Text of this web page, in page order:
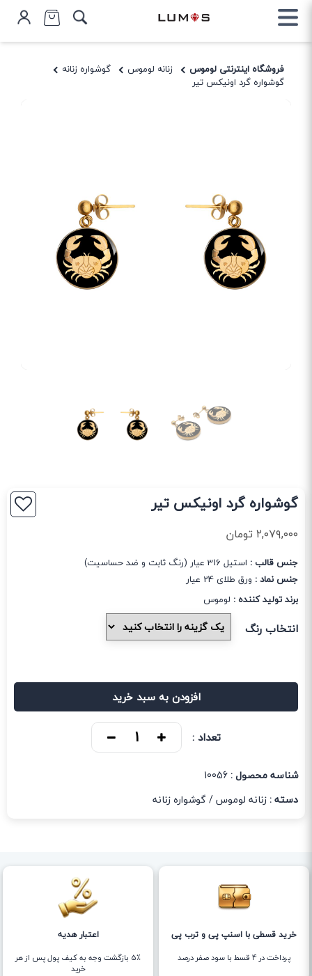
فروشگاه اینترنتی لوموس زنانه لوموس
گوشواره زنانه
گوشواره گرد اونیکس تیر
گوشواره گرد اونیکس تیر
۲,۰۷۹,۰۰۰تومان
جنس قالب : استیل 316 عیار (رنگ ثابت و ضد حساسیت)
جنس نماد : ورق طلای 24 عیار
برند تولید کننده : لوموس
انتخاب رنگ
افزودن به سبد خرید
تعداد :
شناسه محصول :10056
دسته :زنانه لوموس/گوشواره زنانه
خرید قسطی با اسنپ پی و ترب پی
پرداخت در 4 قسط با سود صفر درصد
اعتبار هدیه
5٪ بازگشت وجه به کیف پول پس از هر
خرید